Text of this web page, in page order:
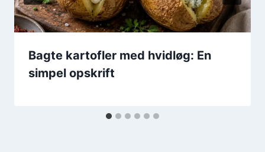
Bagte kartofler med hvidløg: En
simpel opskrift